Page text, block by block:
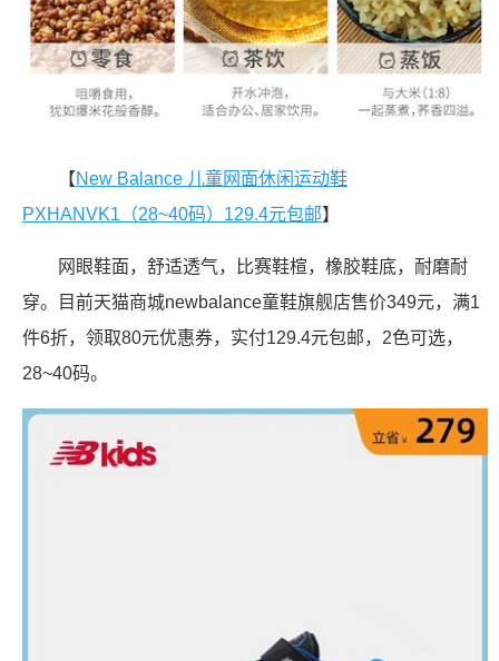
【New Balance 儿童网面休闲运动鞋
PXHANVK1（28~40码）129.4元包邮】
网眼鞋面，舒适透气，比赛鞋楦，橡胶鞋底，耐磨耐
穿。目前天猫商城newbalance童鞋旗舰店售价349元，满1
件6折，领取80元优惠券，实付129.4元包邮，2色可选，
28~40码。